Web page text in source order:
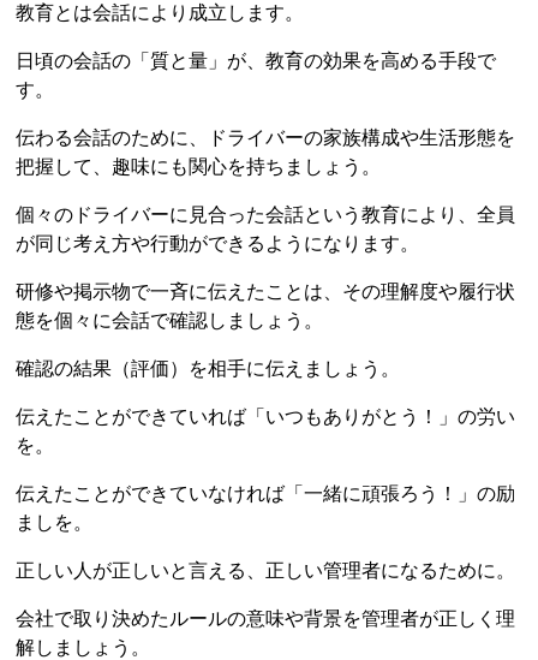
教育とは会話により成立します。
日頃の会話の「質と量」が、教育の効果を高める手段で
す。
伝わる会話のために、ドライバーの家族構成や生活形態を
把握して、趣味にも関心を持ちましょう。
個々のドライバーに見合った会話という教育により、全員
が同じ考え方や行動ができるようになります。
研修や掲示物で一斉に伝えたことは、その理解度や履行状
態を個々に会話で確認しましょう。
確認の結果（評価）を相手に伝えましょう。
伝えたことができていれば「いつもありがとう！」の労い
を。
伝えたことができていなければ「一緒に頑張ろう！」の励
ましを。
正しい人が正しいと言える、正しい管理者になるために。
会社で取り決めたルールの意味や背景を管理者が正しく理
解しましょう。